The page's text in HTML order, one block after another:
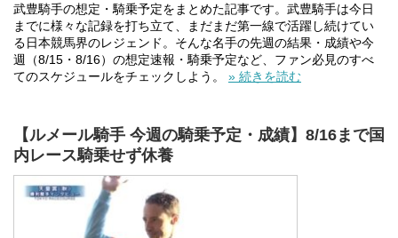
武豊騎手の想定・騎乗予定をまとめた記事です。武豊騎手は今日
までに様々な記録を打ち立て、まだまだ第一線で活躍し続けてい
る日本競馬界のレジェンド。そんな名手の先週の結果・成績や今
週（8/15・8/16）の想定速報・騎乗予定など、ファン必見のすべ
てのスケジュールをチェックしよう。 » 続きを読む
【ルメール騎手 今週の騎乗予定・成績】8/16まで国
内レース騎乗せず休養